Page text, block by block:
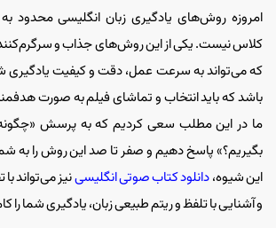
امروزه روش‌های یادگیری زبان انگلیسی محدود
کلاس نیست. یکی از این روش‌های جذاب و
که می‌تواند به سرعت عمل، دقت و کیفیت یادگیری
باشد که باید انتخاب و تماشای فیلم‌ به صورت
ما در این مطلب سعی کردیم که به پرسش «چگونه
بگیریم؟» پاسخ دهیم و صفر تا صد این روش را به
این شیوه،دانلود کتاب صوتی انگلیسینیز می‌تواند
و آشنایی با تلفظ و ریتم طبیعی زبان، یادگیری شما را